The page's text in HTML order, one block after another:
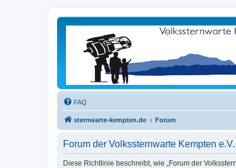
FAQ
sternwarte-kempten.de Forum
Forum der Volkssternwarte Kempten
Diese Richtlinie beschreibt, wie „Forum der